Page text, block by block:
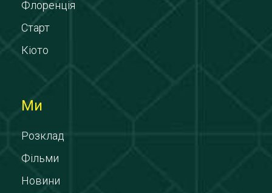
Флоренція
Старт
Кіото
Ми
Розклад
Фільми
Новини